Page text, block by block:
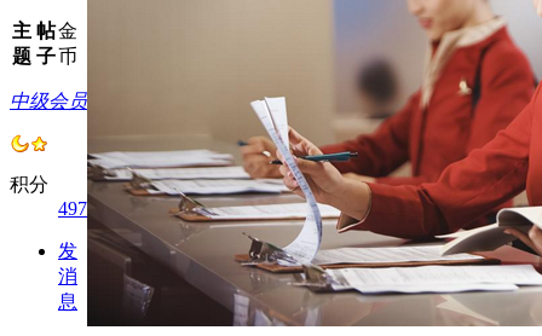
主
题
帖
子
金
币
中级会员
积分
497
发
消
息